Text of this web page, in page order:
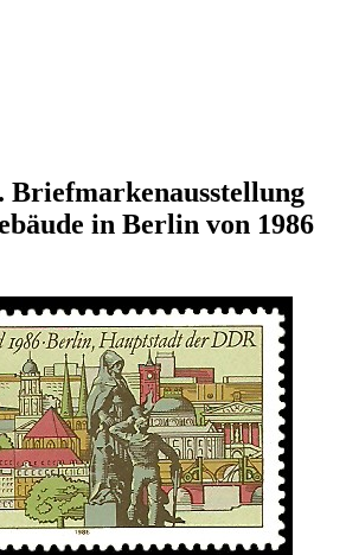
in Berlin von 1986